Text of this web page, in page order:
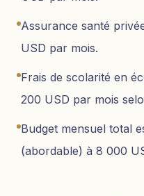
Assurance santé
USD par mois.
Frais de scolarité en
200 USD par mois
Budget mensuel total
(abordable) à 8 000